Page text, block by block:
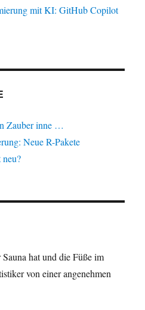
mit KI: GitHub Copilot
Zauber inne …
Neue R-Pakete
hat und die Füße im
von einer angenehmen